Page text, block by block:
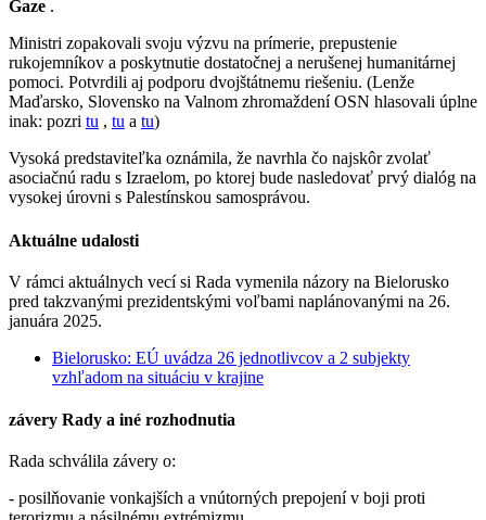
Gaze .
Ministri zopakovali svoju výzvu na prímerie, prepustenie
rukojemníkov a poskytnutie dostatočnej a nerušenej humanitárnej
pomoci. Potvrdili aj podporu dvojštátnemu riešeniu. (Lenže
Maďarsko, Slovensko na Valnom zhromaždení OSN hlasovali úplne
inak: pozri tu , tu a tu)
Vysoká predstaviteľka oznámila, že navrhla čo najskôr zvolať
asociačnú radu s Izraelom, po ktorej bude nasledovať prvý dialóg na
vysokej úrovni s Palestínskou samosprávou.
Aktuálne udalosti
V rámci aktuálnych vecí si Rada vymenila názory na Bielorusko
pred takzvanými prezidentskými voľbami naplánovanými na 26.
januára 2025.
Bielorusko: EÚ uvádza 26 jednotlivcov a 2 subjekty
vzhľadom na situáciu v krajine
závery Rady a iné rozhodnutia
Rada schválila závery o:
- posilňovanie vonkajších a vnútorných prepojení v boji proti